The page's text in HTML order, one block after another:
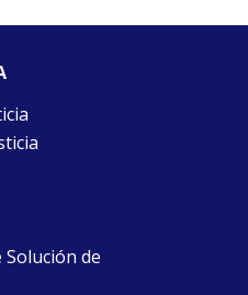
Solución de